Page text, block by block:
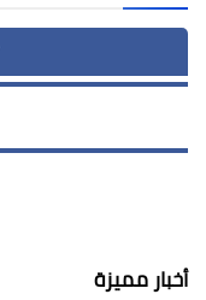
أخبار مميزة